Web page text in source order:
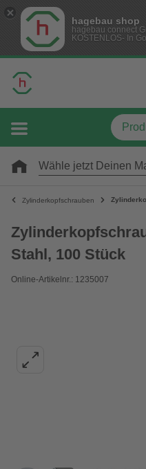
hagebau shop
hagebau connect
KOSTENLOS- In
Wähle jetzt Deinen
Zylinderkopfschrauben
Stahl, 100 Stück
Online-Artikelnr.: 1235007